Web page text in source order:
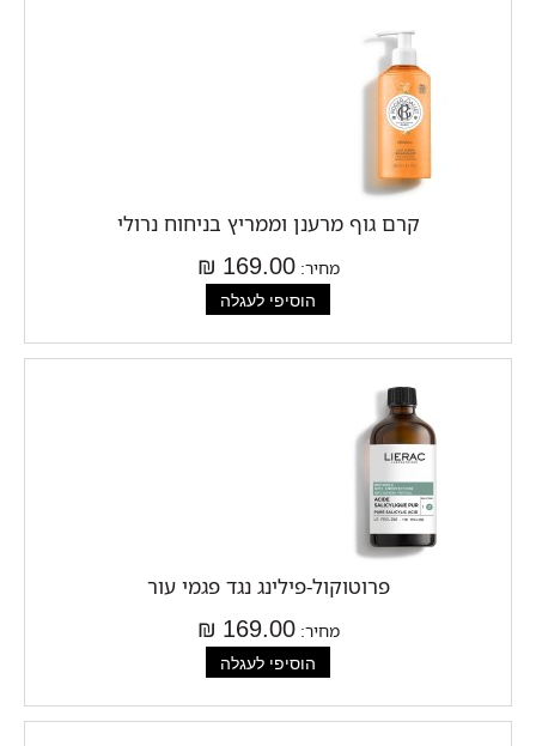
קרם גוף מרענן וממריץ בניחוח נרולי
מחיר:169.00 ₪
פרוטוקול-פילינג נגד פגמי עור
מחיר:169.00 ₪